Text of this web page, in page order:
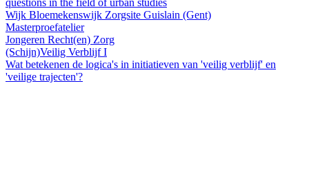
questions in the field of urban studies
Wijk Bloemekenswijk Zorgsite Guislain (Gent)
Masterproefatelier
Jongeren Recht(en) Zorg
(Schijn)Veilig Verblijf I
Wat betekenen de logica's in initiatieven van 'veilig verblijf' en
'veilige trajecten'?